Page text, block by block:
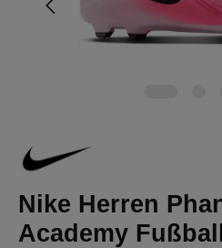
Nike Herren
Academy